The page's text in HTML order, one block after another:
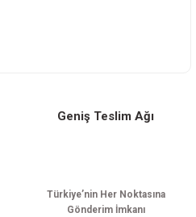
olmalı.
Geniş Teslim Ağı
Türkiye’nin Her Noktasına
Gönderim İmkanı